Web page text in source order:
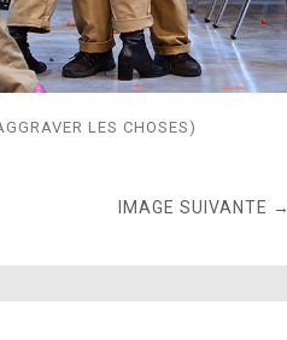
LES CHOSES)
IMAGE SUIVANTE →